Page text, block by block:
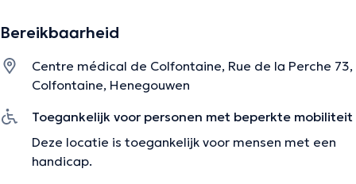
l'authenticité et la coopération dans le but de favoriser
pour chaque personne.
De beschrijving werd aangepast door het Doctoranytime team, gebaseerd
op geverifieerde informatie.
Bereikbaarheid
Centre médical de Colfontaine, Rue de la Perche 73,
Colfontaine, Henegouwen
Toegankelijk voor personen met beperkte mobiliteit
Deze locatie is toegankelijk voor mensen met een
handicap.